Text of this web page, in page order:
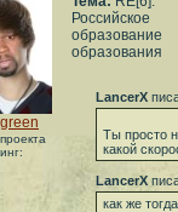
Российское
образование
образования
LancerX
Ты просто
какой
LancerX
как же